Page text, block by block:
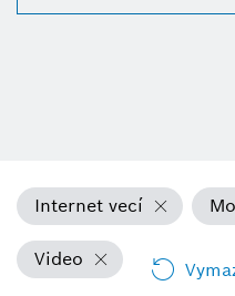
Internet vecí
Video